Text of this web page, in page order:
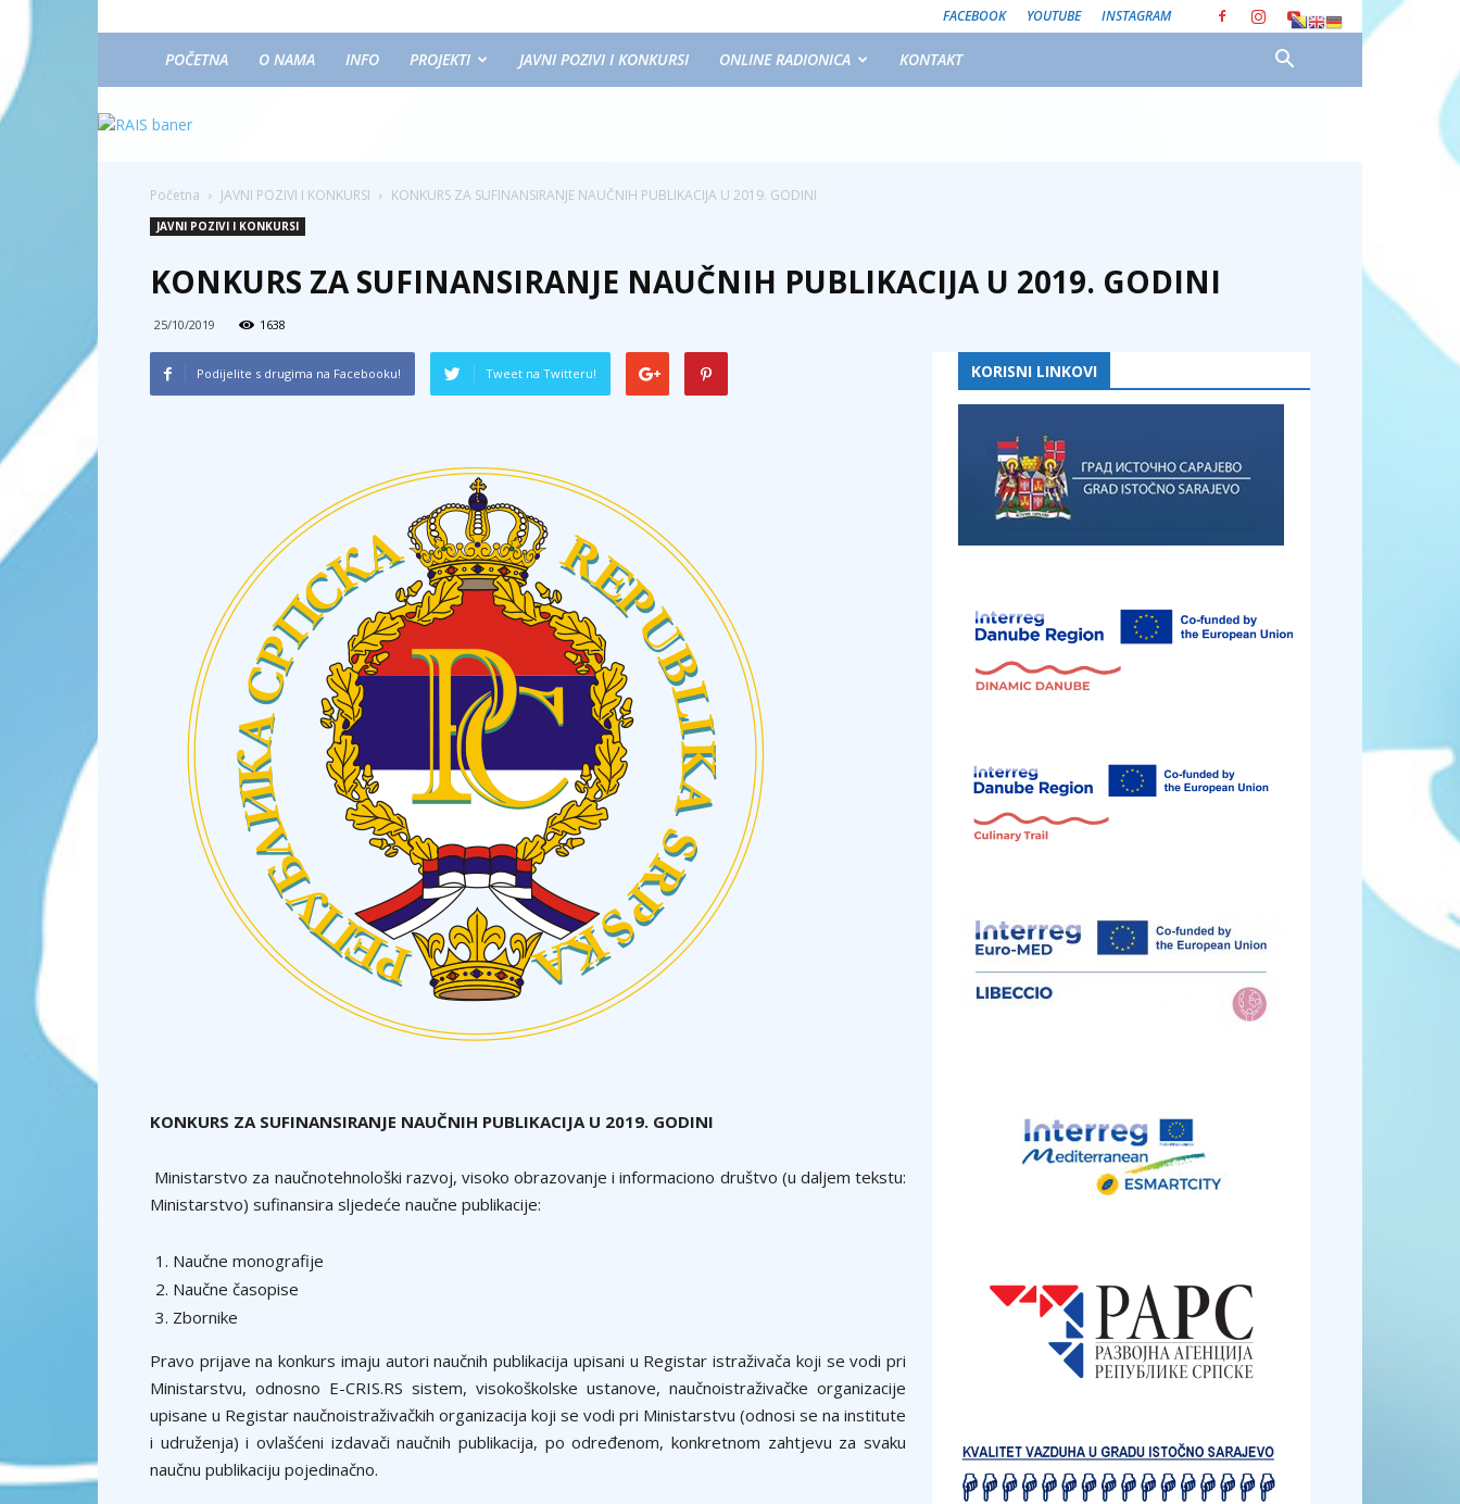
FACEBOOK YOUTUBE INSTAGRAM
POČETNA O NAMA INFO PROJEKTI JAVNI POZIVI I KONKURSI ONLINE RADIONICA KONTAKT
Početna JAVNI POZIVI I KONKURSI KONKURS ZA SUFINANSIRANJE NAUČNIH PUBLIKACIJA U 2019. GODINI
JAVNI POZIVI I KONKURSI
KONKURS ZA SUFINANSIRANJE NAUČNIH PUBLIKACIJA U 2019. GODINI
25/10/2019 1638
Podijelite s drugima na Facebooku! Tweet na Twitteru!
KONKURS ZA SUFINANSIRANJE NAUČNIH PUBLIKACIJA U 2019. GODINI
Ministarstvo za naučnotehnološki razvoj, visoko obrazovanje i informaciono društvo (u daljem tekstu:
Ministarstvo) sufinansira sljedeće naučne publikacije:
Naučne monografije
Naučne časopise
Zbornike
Pravo prijave na konkurs imaju autori naučnih publikacija upisani u Registar istraživača koji se vodi pri
Ministarstvu, odnosno E-CRIS.RS sistem, visokoškolske ustanove, naučnoistraživačke organizacije
upisane u Registar naučnoistraživačkih organizacija koji se vodi pri Ministarstvu (odnosi se na institute
i udruženja) i ovlašćeni izdavači naučnih publikacija, po određenom, konkretnom zahtjevu za svaku
naučnu publikaciju pojedinačno.
KORISNI LINKOVI